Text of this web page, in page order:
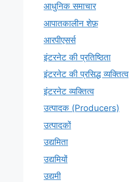
आधुनिक समाचार
आपातकालीन शेफ़
आरपीएसर्स
इंटरनेट की प्रतिष्ठिता
इंटरनेट की प्रसिद्ध व्यक्तित्व
इंटरनेट व्यक्तित्व
उत्पादक (Producers)
उत्पादकों
उद्यमिता
उद्यमियों
उद्यमी